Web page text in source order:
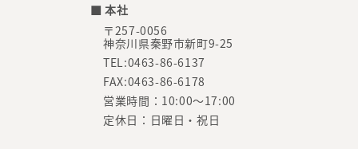
■ 本社
〒257-0056
神奈川県秦野市新町9-25
TEL:0463-86-6137
FAX:0463-86-6178
営業時間：10:00～17:00
定休日：日曜日・祝日